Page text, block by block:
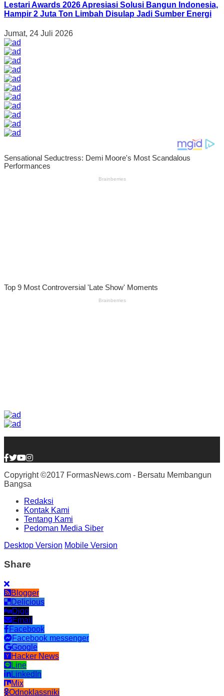
Lestari Awards 2026 Apresiasi Solusi Bangun Indonesia,
Hampir 2 Juta Ton Limbah Disulap Jadi Sumber Energi
Jumat, 24 Juli 2026
Copyright ©2017 FormasNews.com - Bersatu Membangun
Bangsa
Redaksi
Kontak Kami
Tentang Kami
Pedoman Media Siber
Desktop Version Mobile Version
Share
Blogger
Delicious
Digg
Email
Facebook
Facebook messenger
Google
Hacker News
Line
LinkedIn
Mix
Odnoklassniki